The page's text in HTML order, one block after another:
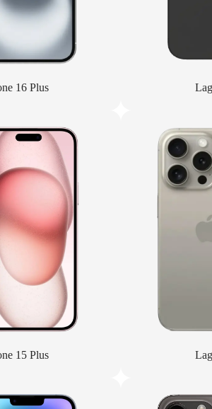
16 Plus
15 Plus